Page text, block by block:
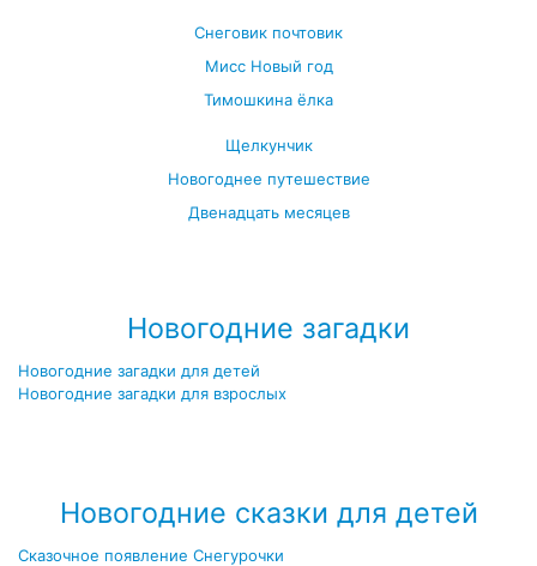
Снеговик почтовик
Мисс Новый год
Тимошкина ёлка
Щелкунчик
Новогоднее путешествие
Двенадцать месяцев
Новогодние загадки
Новогодние загадки для детей
Новогодние загадки для взрослых
Новогодние сказки для детей
Сказочное появление Снегурочки